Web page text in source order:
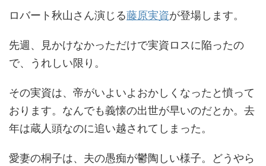
ロバート秋山さん演じる藤原実資が登場します。
先週、見かけなかっただけで実資ロスに陥ったの
で、うれしい限り。
その実資は、帝がいよいよおかしくなったと憤って
おります。なんでも義懐の出世が早いのだとか。去
年は蔵人頭なのに追い越されてしまった。
愛妻の桐子は、夫の愚痴が鬱陶しい様子。どうやら